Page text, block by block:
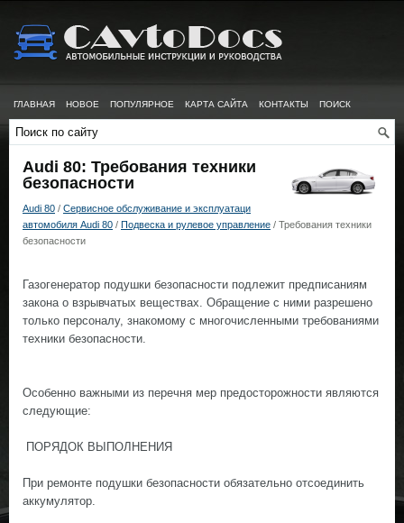
ГЛАВНАЯ НОВОЕ ПОПУЛЯРНОЕ КАРТА САЙТА КОНТАКТЫ ПОИСК
Audi 80: Требования техники
безопасности
Audi 80 / Сервисное обслуживание и эксплуатаци
автомобиля Audi 80 / Подвеска и рулевое управление / Требования техники
безопасности
Газогенератор подушки безопасности подлежит предписаниям
закона о взрывчатых веществах. Обращение с ними разрешено
только персоналу, знакомому с многочисленными требованиями
техники безопасности.
Особенно важными из перечня мер предосторожности являются
следующие:
ПОРЯДОК ВЫПОЛНЕНИЯ
При ремонте подушки безопасности обязательно отсоединить
аккумулятор.